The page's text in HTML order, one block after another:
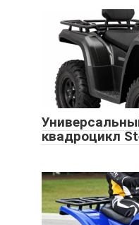
квадроцикл